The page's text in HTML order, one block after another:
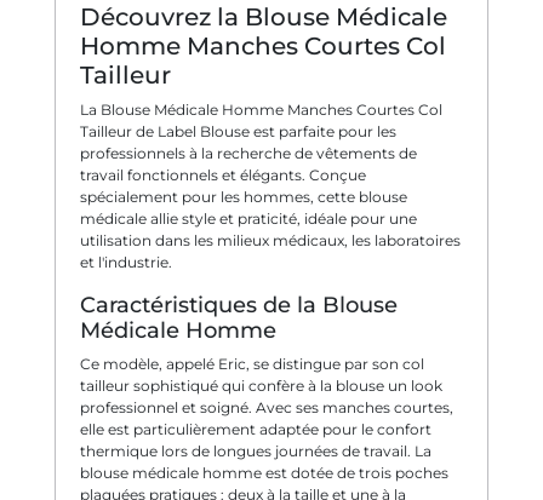
Découvrez la Blouse Médicale
Homme Manches Courtes Col
Tailleur
La Blouse Médicale Homme Manches Courtes Col
Tailleur de Label Blouse est parfaite pour les
professionnels à la recherche de vêtements de
travail fonctionnels et élégants. Conçue
spécialement pour les hommes, cette blouse
médicale allie style et praticité, idéale pour une
utilisation dans les milieux médicaux, les laboratoires
et l'industrie.
Caractéristiques de la Blouse
Médicale Homme
Ce modèle, appelé Eric, se distingue par son col
tailleur sophistiqué qui confère à la blouse un look
professionnel et soigné. Avec ses manches courtes,
elle est particulièrement adaptée pour le confort
thermique lors de longues journées de travail. La
blouse médicale homme est dotée de trois poches
plaquées pratiques : deux à la taille et une à la